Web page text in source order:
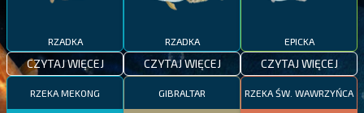
RZADKA
CZYTAJ WIĘCEJ
RZADKA
CZYTAJ WIĘCEJ
EPICKA
CZYTAJ WIĘCEJ
RZEKA MEKONG GIBRALTAR RZEKA ŚW. WAWRZYŃCA